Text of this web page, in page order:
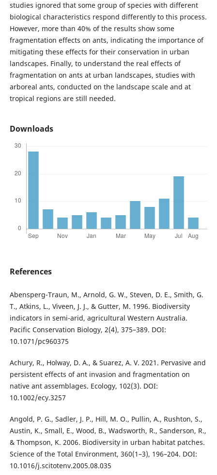
studies ignored that some group of species with different
biological characteristics respond differently to this process.
However, more than 40% of the results show some
fragmentation effects on ants, indicating the importance of
mitigating these effects for their conservation in urban
landscapes. Finally, to understand the real effects of
fragmentation on ants at urban landscapes, studies with
arboreal ants, conducted on the landscape scale and at
tropical regions are still needed.
Downloads
References
Abensperg-Traun, M., Arnold, G. W., Steven, D. E., Smith, G.
T., Atkins, L., Viveen, J. J., & Gutter, M. 1996. Biodiversity
indicators in semi-arid, agricultural Western Australia.
Pacific Conservation Biology, 2(4), 375–389. DOI:
10.1071/pc960375
Achury, R., Holway, D. A., & Suarez, A. V. 2021. Pervasive and
persistent effects of ant invasion and fragmentation on
native ant assemblages. Ecology, 102(3). DOI:
10.1002/ecy.3257
Angold, P. G., Sadler, J. P., Hill, M. O., Pullin, A., Rushton, S.,
Austin, K., Small, E., Wood, B., Wadsworth, R., Sanderson, R.,
& Thompson, K. 2006. Biodiversity in urban habitat patches.
Science of the Total Environment, 360(1–3), 196–204. DOI:
10.1016/j.scitotenv.2005.08.035